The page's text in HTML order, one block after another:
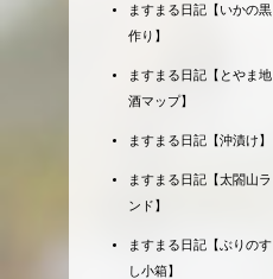
ますまる日記【いかの黒
作り】
ますまる日記【とやま地
酒マップ】
ますまる日記【沖漬け】
ますまる日記【太閤山ラ
ンド】
ますまる日記【ぶりのす
し小箱】